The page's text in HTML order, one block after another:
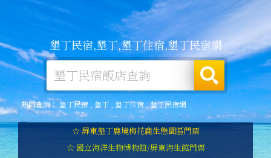
墾丁民宿,墾丁,墾丁住宿,墾丁民宿網
熱門查詢：墾丁民宿 ,墾丁,墾丁住宿,墾丁民宿網
☆ 屏東墾丁鹿境梅花鹿生態園區門票
☆ 國立海洋生物博物館/屏東海生館門票